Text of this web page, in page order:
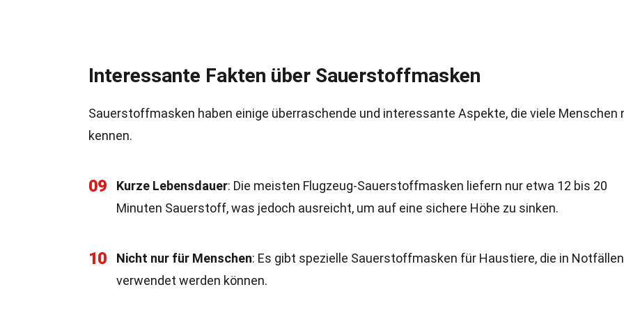
Interessante Fakten über Sauerstoffmasken
Sauerstoffmasken haben einige überraschende und interessante Aspekte, die viele Menschen
kennen.
09 Kurze Lebensdauer: Die meisten Flugzeug-Sauerstoffmasken liefern nur etwa 12 bis 20
Minuten Sauerstoff, was jedoch ausreicht, um auf eine sichere Höhe zu sinken.
10 Nicht nur für Menschen: Es gibt spezielle Sauerstoffmasken für Haustiere, die in Notfällen
verwendet werden können.